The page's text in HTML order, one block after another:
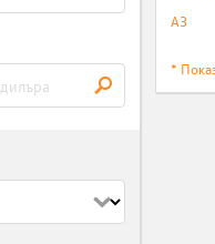
A3
*